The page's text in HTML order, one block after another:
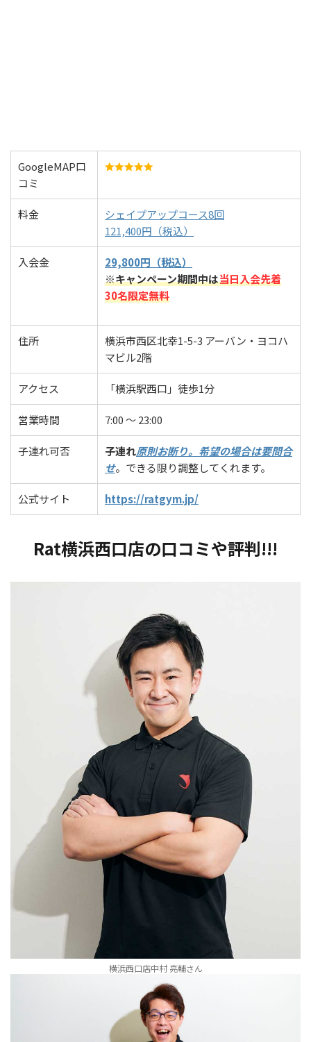
GoogleMAP口
コミ
料金
シェイプアップコース8回
121,400円（税込）
入会金
29,800円（税込）
※キャンペーン期間中は当日入会先着
30名限定無料
住所
横浜市西区北幸1-5-3 アーバン・ヨコハ
マビル2階
アクセス 「横浜駅西口」徒歩1分
営業時間 7:00 ～ 23:00
子連れ可否 子連れ原則お断り。希望の場合は要問合
せ。できる限り調整してくれます。
公式サイト https://ratgym.jp/
Rat横浜西口店の口コミや評判!!!
横浜西口店中村 亮輔さん